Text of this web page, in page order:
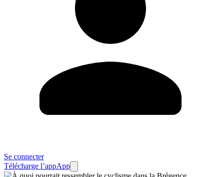
Se connecter
Télécharge l’appApp